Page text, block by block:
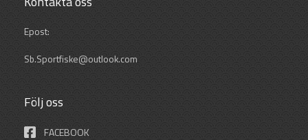
Epost:
Sb.Sportfiske@outlook.com
Följ oss
FACEBOOK